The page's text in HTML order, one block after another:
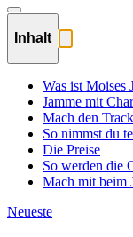
Inhalt
Was ist Moises
Jamme mit
Mach den
So nimmst du
Die Preise
So werden die
Mach mit beim
Neueste